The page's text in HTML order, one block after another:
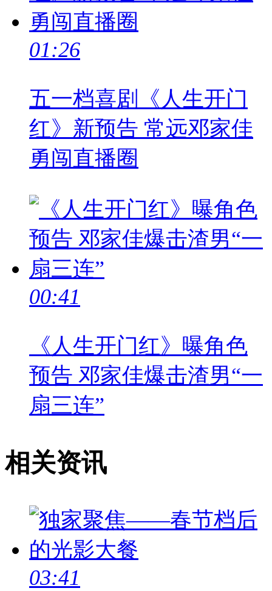
01:26
五一档喜剧《人生开门
红》新预告 常远邓家佳
勇闯直播圈
00:41
《人生开门红》曝角色
预告 邓家佳爆击渣男“一
扇三连”
相关资讯
03:41